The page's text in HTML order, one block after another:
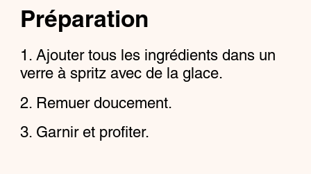
Préparation
Ajouter tous les ingrédients dans un
verre à spritz avec de la glace.
Remuer doucement.
Garnir et profiter.